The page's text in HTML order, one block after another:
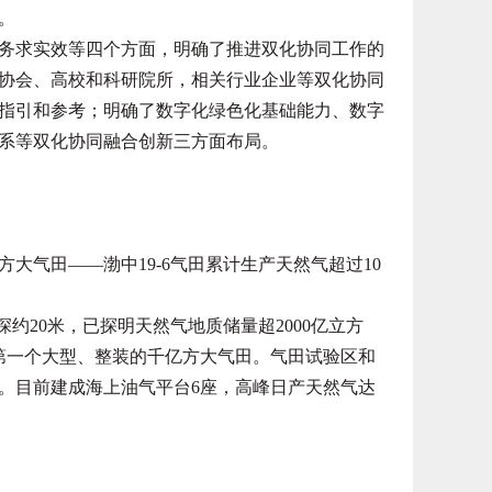
实效等四个方面，明确了推进双化协同工作的
会、高校和科研院所，相关行业企业等双化协同
引和参考；明确了数字化绿色化基础能力、数字
等双化协同融合创新三方面布局。
气田——渤中19-6气田累计生产天然气超过10
20米，已探明天然气地质储量超2000亿立方
个大型、整装的千亿方大气田。气田试验区和
目前建成海上油气平台6座，高峰日产天然气达